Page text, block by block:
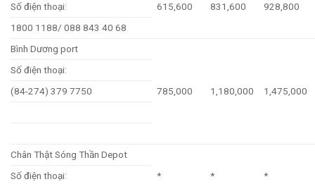
615,600
831,600 928,800
Số điện thoại:
1800 1188/ 088 843 40 68
Bình Dương port
785,000 1,180,000 1,475,000
Số điện thoại:
(84-274) 379 7750
Chân Thật Sóng Thần Depot
*
* *
Số điện thoại: